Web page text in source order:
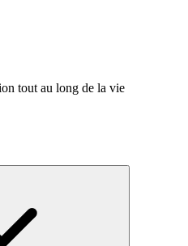
tout au long de la vie